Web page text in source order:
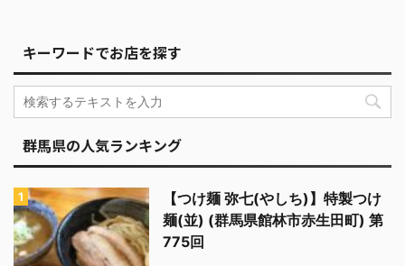
キーワードでお店を探す
群馬県の人気ランキング
【つけ麺 弥七(やしち)】特製つけ
麺(並) (群馬県館林市赤生田町) 第
775回